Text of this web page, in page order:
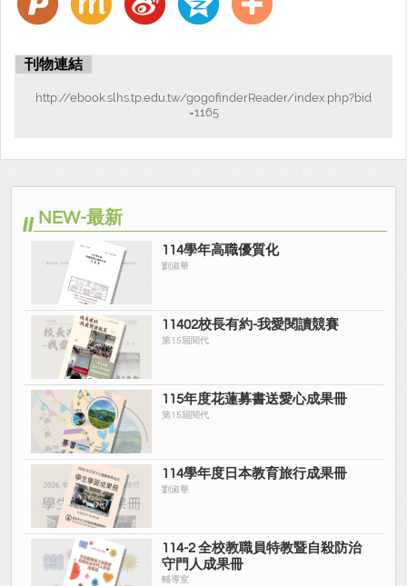
刊物連結
http://ebook.slhs.tp.edu.tw/gogofinderReader/index.php?bid
=1165
NEW-最新
114學年高職優質化
劉淑華
11402校長有約-我愛閱讀競賽
第15屆閱代
115年度花蓮募書送愛心成果冊
第15屆閱代
114學年度日本教育旅行成果冊
劉淑華
114-2 全校教職員特教暨自殺防治
守門人成果冊
輔導室